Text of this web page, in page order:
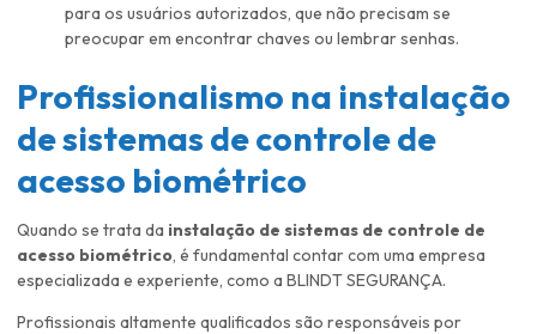
para os usuários autorizados, que não precisam se
preocupar em encontrar chaves ou lembrar senhas.
Profissionalismo na instalação
de sistemas de controle de
acesso biométrico
Quando se trata da instalação de sistemas de controle de
acesso biométrico, é fundamental contar com uma empresa
especializada e experiente, como a BLINDT SEGURANÇA.
Profissionais altamente qualificados são responsáveis por